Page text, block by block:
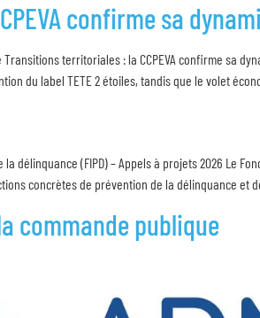
confirme sa
territoriales : la CCPEVA confirme sa
du label TETE 2 étoiles, tandis que le volet
délinquance (FIPD) – Appels à projets 2026 Le
concrètes de prévention de la délinquance et
commande publique